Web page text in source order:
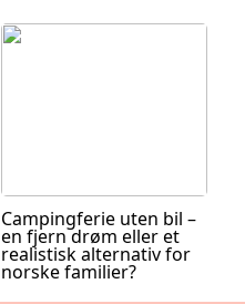
Campingferie uten bil –
en fjern drøm eller et
realistisk alternativ for
norske familier?